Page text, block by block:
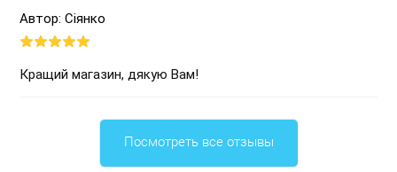
Автор: Сіянко
Кращий магазин, дякую Вам!
Посмотреть все отзывы